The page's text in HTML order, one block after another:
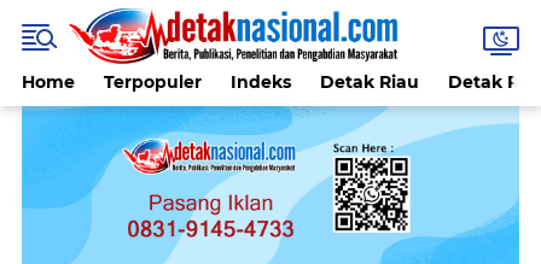
Home Terpopuler Indeks Detak Riau Detak